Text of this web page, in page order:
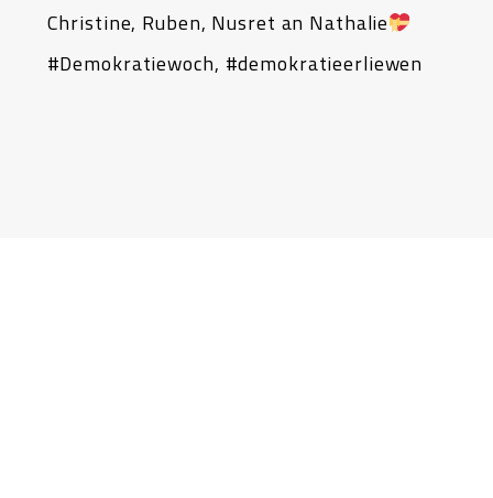
Christine, Ruben, Nusret an Nathalie
#Demokratiewoch, #demokratieerliewen